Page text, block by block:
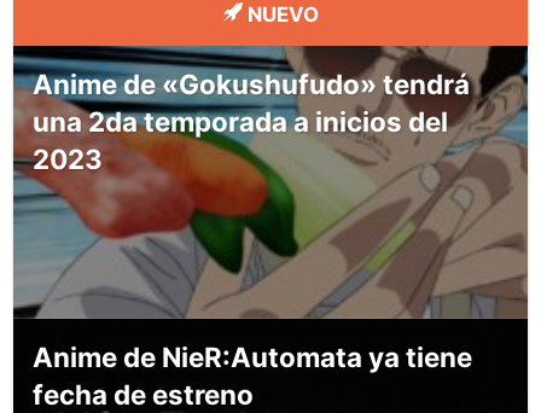
NUEVO
Anime de «Gokushufudo» tendrá
una 2da temporada a inicios del
2023
Anime de NieR:Automata ya tiene
fecha de estreno